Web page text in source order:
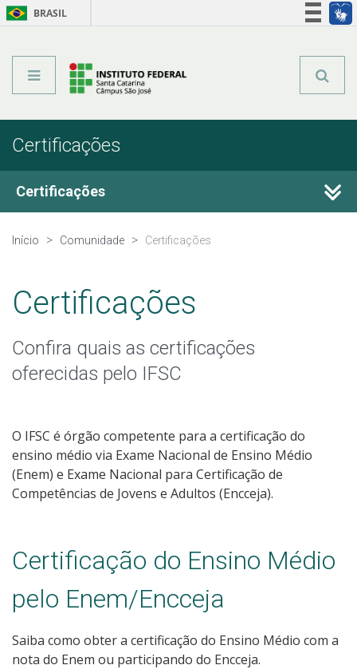
BRASIL
Certificações
Certificações
Certificação do Ensino Médio
Início Comunidade Certificações
Certificações
Confira quais as certificações
oferecidas pelo IFSC
O IFSC é órgão competente para a certificação do
ensino médio via Exame Nacional de Ensino Médio
(Enem) e Exame Nacional para Certificação de
Competências de Jovens e Adultos (Encceja).
Certificação do Ensino Médio
pelo Enem/Encceja
Saiba como obter a certificação do Ensino Médio com a
nota do Enem ou participando do Encceja.